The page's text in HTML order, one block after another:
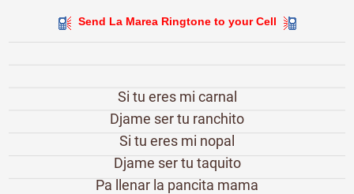
Send La Marea Ringtone to your Cell
Si tu eres mi carnal
Djame ser tu ranchito
Si tu eres mi nopal
Djame ser tu taquito
Pa llenar la pancita mama